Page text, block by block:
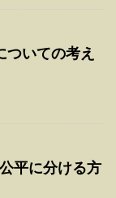
ついての考え
平に分ける方